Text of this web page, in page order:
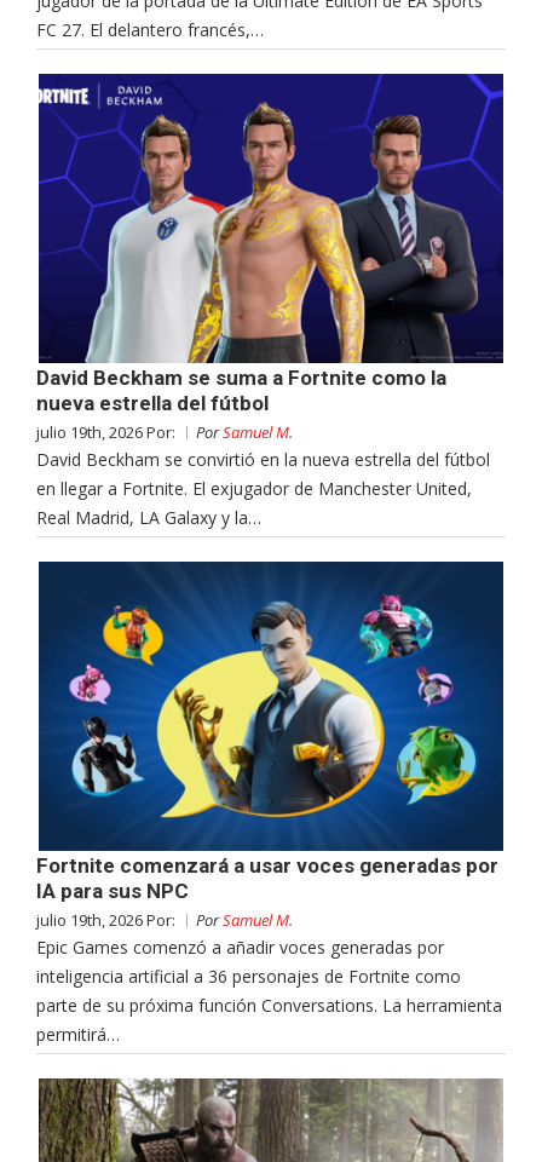
FC 27. El delantero francés,…
David Beckham se suma a Fortnite como la
nueva estrella del fútbol
julio 19th, 2026 Por: PorSamuel M.
David Beckham se convirtió en la nueva estrella del fútbol
en llegar a Fortnite. El exjugador de Manchester United,
Real Madrid, LA Galaxy y la…
Fortnite comenzará a usar voces generadas por
IA para sus NPC
julio 19th, 2026 Por: PorSamuel M.
Epic Games comenzó a añadir voces generadas por
inteligencia artificial a 36 personajes de Fortnite como
parte de su próxima función Conversations. La herramienta
permitirá…